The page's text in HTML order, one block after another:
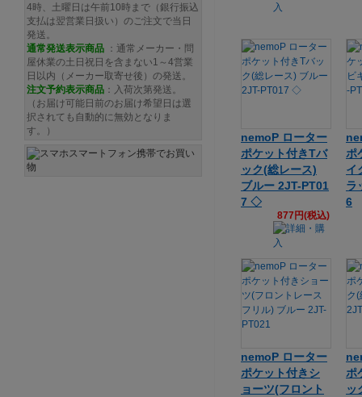
nemoP ローター
ポケット付きTバ
ック(総レース)
ブルー 2JT-PT01
7 ◇
877円(税込)
ポ
イ
ラ
6
nemoP ローター
ポケット付きシ
ョーツ(フロント
ポ
ッ
4時、土曜日は午前10時まで（銀行振込
支払は翌営業日扱い）のご注文で当日
発送。
通常発送表示商品 ：通常メーカー・問
屋休業の土日祝日を含まない1～4営業
日以内（メーカー取寄せ後）の発送。
注文予約表示商品 ：入荷次第発送。
（お届け可能日前のお届け希望日は選
択されても自動的に無効となりま
す。）